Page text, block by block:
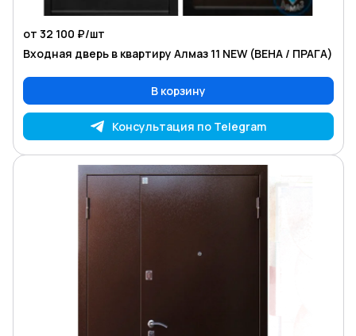
от 32 100 ₽/шт
Входная дверь в квартиру Алмаз 11 NEW (ВЕНА / ПРАГА)
В корзину
Консультация по Telegram